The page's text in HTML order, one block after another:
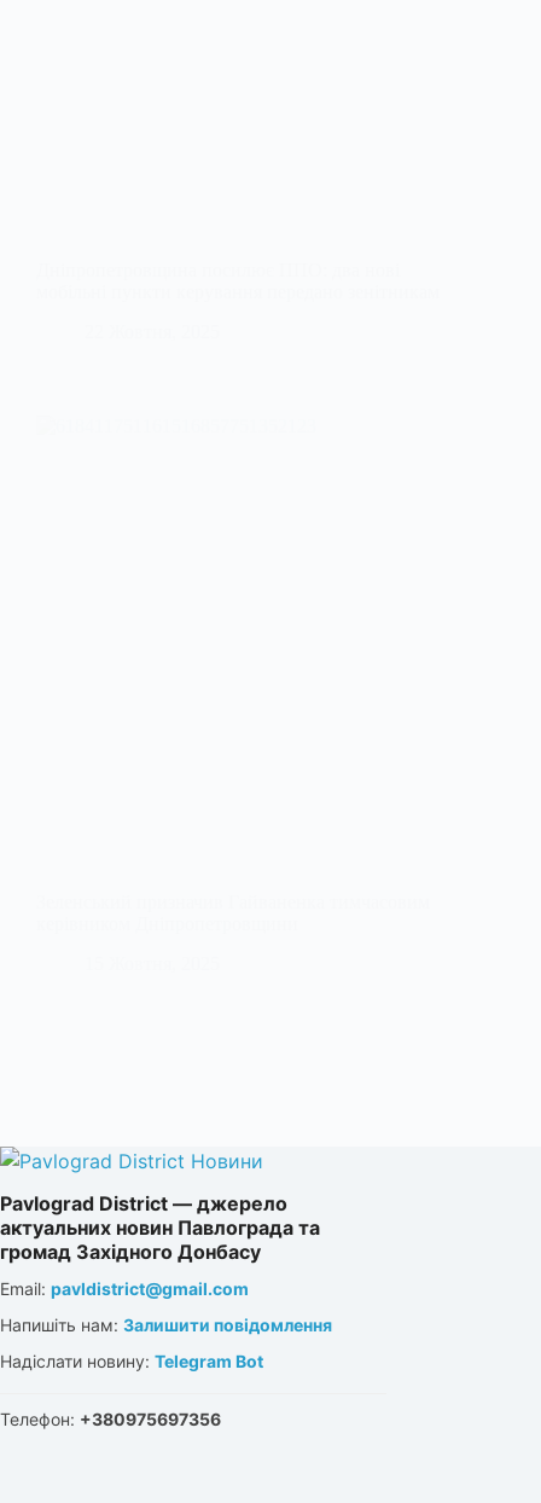
Pavlograd District — джерело
актуальних новин Павлограда та
громад Західного Донбасу
Email: pavldistrict@gmail.com
Напишіть нам: Залишити повідомлення
Надіслати новину: Telegram Bot
Телефон: +380975697356